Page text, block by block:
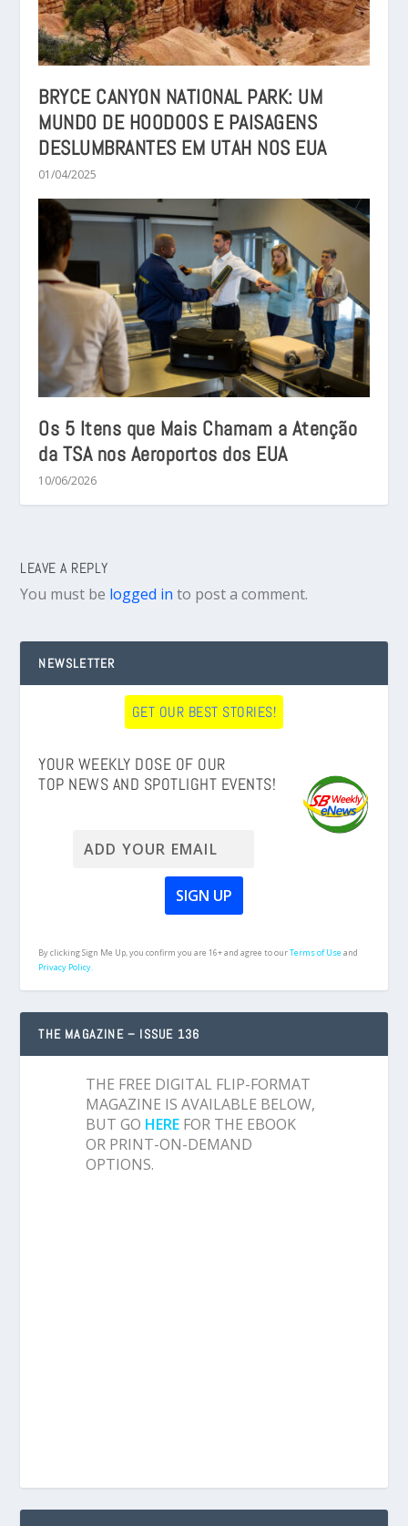
BRYCE CANYON NATIONAL PARK: UM
MUNDO DE HOODOOS E PAISAGENS
DESLUMBRANTES EM UTAH NOS EUA
01/04/2025
Os 5 Itens que Mais Chamam a Atenção
da TSA nos Aeroportos dos EUA
10/06/2026
LEAVE A REPLY
You must be logged in to post a comment.
NEWSLETTER
GET OUR BEST STORIES!
YOUR WEEKLY DOSE OF OUR
TOP NEWS AND SPOTLIGHT EVENTS!
By clicking Sign Me Up, you confirm you are 16+ and agree to ourTerms of Useand
Privacy Policy.
THE MAGAZINE – ISSUE 136
THE FREE DIGITAL FLIP-FORMAT
MAGAZINE IS AVAILABLE BELOW,
BUT GO HERE FOR THE EBOOK
OR PRINT-ON-DEMAND
OPTIONS.